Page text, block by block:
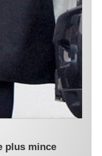
plus mince